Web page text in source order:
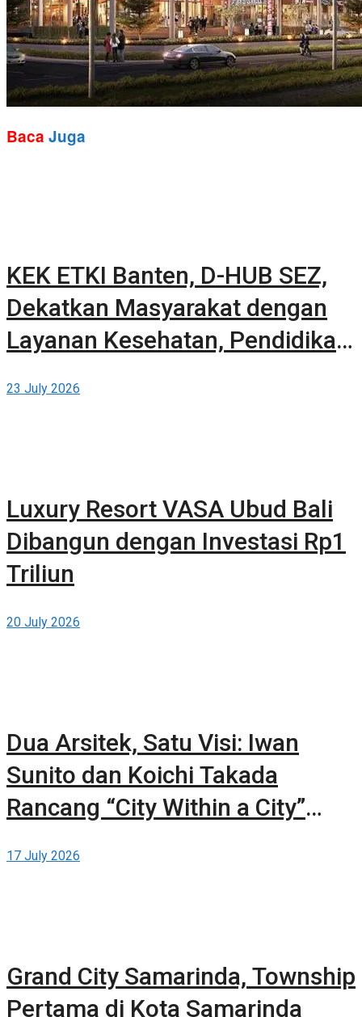
Baca Juga
KEK ETKI Banten, D-HUB SEZ,
Dekatkan Masyarakat dengan
Layanan Kesehatan, Pendidikan,
BSD City
23 July 2026
Luxury Resort VASA Ubud Bali
Dibangun dengan Investasi Rp1
Triliun
20 July 2026
Dua Arsitek, Satu Visi: Iwan
Sunito dan Koichi Takada
Rancang “City Within a City”
17 July 2026
Grand City Samarinda, Township
Pertama di Kota Samarinda